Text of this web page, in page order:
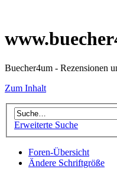
Buecher4um - Rezensionen
Zum Inhalt
Erweiterte Suche
Foren-Übersicht
Ändere Schriftgröße